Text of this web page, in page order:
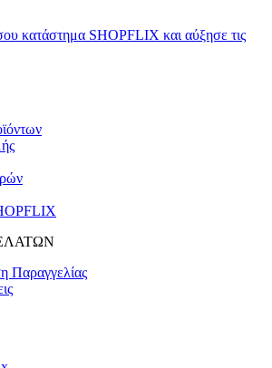
κατάστημα SHOPFLIX και αύξησε τις
Παραγγελίας